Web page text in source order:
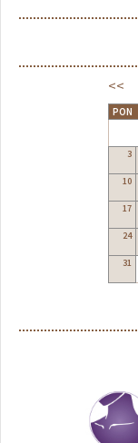
<<
PON
3
10
17
24
31